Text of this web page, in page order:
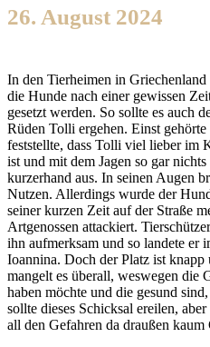
26. August 2024
In den Tierheimen in Griechenland
die Hunde nach einer gewissen
gesetzt werden. So sollte es auch
Rüden Tolli ergehen. Einst
feststellte, dass Tolli viel lieber im
ist und mit dem Jagen so gar
kurzerhand aus. In seinen Augen
Nutzen. Allerdings wurde der
seiner kurzen Zeit auf der Straße
Artgenossen attackiert.
ihn aufmerksam und so landete er
Ioannina. Doch der Platz ist
mangelt es überall, weswegen die
haben möchte und die gesund
sollte dieses Schicksal ereilen,
all den Gefahren da draußen kaum